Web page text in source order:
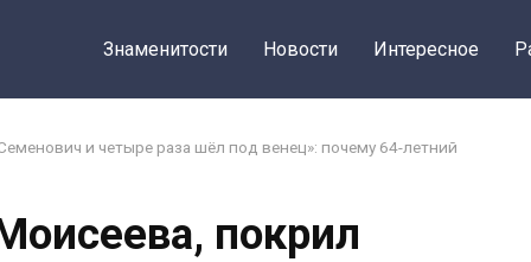
Знаменитости Новости Интересное
и четыре раза шёл под венец»: почему 64-летний
покрил